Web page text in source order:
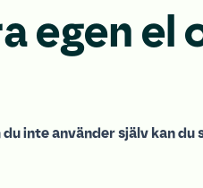
egen el
inte använder själv kan du